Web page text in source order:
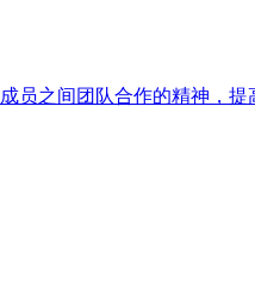
员之间团队合作的精神，